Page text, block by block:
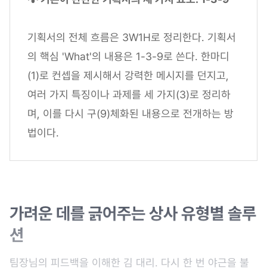
기획서의 전체 흐름은 3W1H로 정리한다. 기획서
의 핵심 'What'의 내용은 1-3-9로 쓴다. 한마디
(1)로 컨셉을 제시해서 강력한 메시지를 던지고,
여러 가지 특징이나 과제를 세 가지(3)로 정리하
며, 이를 다시 구(9)체화된 내용으로 전개하는 방
법이다.
가려운 데를 긁어주는 상사 유형별 솔루
션
팀장님의 피드백을 이해한 김 대리. 다시 한 번 야근을 불